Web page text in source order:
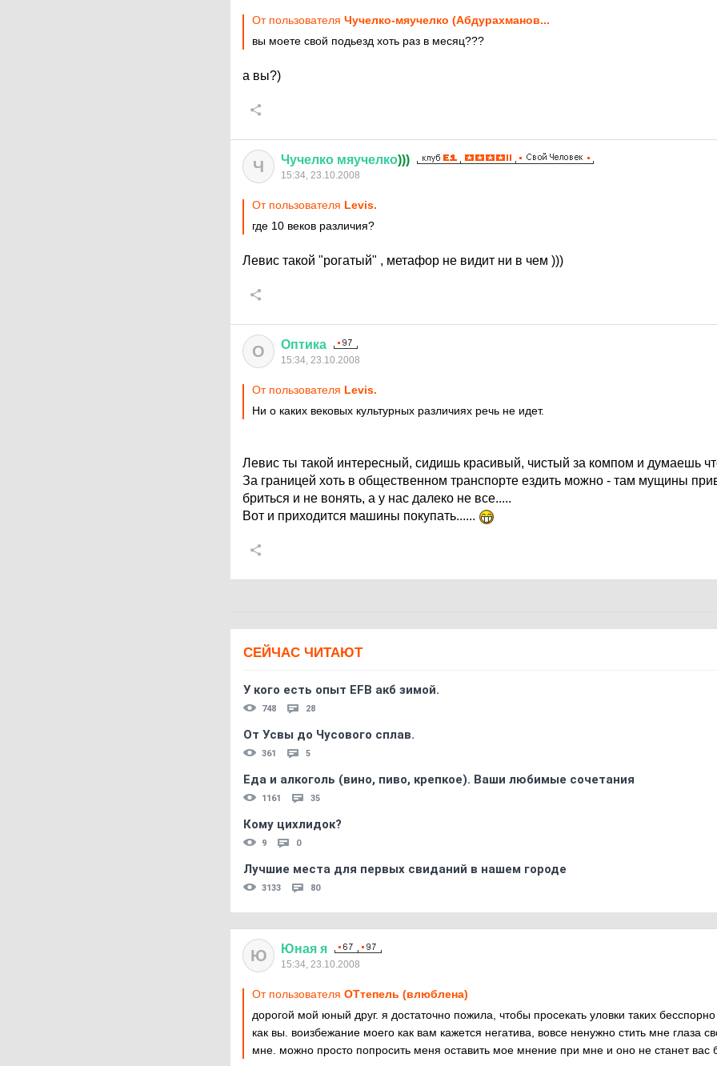
От пользователя Чучелко-мяучелко (Абдурахманов...
вы моете свой подьезд хоть раз в месяц???
а вы?)
Ч Чучелко мяучелко)))
15:34, 23.10.2008
От пользователя Levis.
где 10 веков различия?
Левис такой "рогатый" , метафор не видит ни в чем )))
О Оптика
15:34, 23.10.2008
От пользователя Levis.
Ни о каких вековых культурных различиях речь не идет.
Левис ты такой интересный, сидишь красивый, чистый за компом и думаешь
За границей хоть в общественном транспорте ездить можно - там мущины
бриться и не вонять, а у нас далеко не все.....
Вот и приходится машины покупать......
СЕЙЧАС ЧИТАЮТ
У кого есть опыт EFB акб зимой.
748 28
От Усвы до Чусового сплав.
361 5
Еда и алкоголь (вино, пиво, крепкое). Ваши любимые сочетания
1161 35
Кому цихлидок?
9 0
Лучшие места для первых свиданий в нашем городе
3133 80
Ю Юная я
15:34, 23.10.2008
От пользователя ОТтепель (влюблена)
дорогой мой юный друг. я достаточно пожила, чтобы просекать уловки таких бесспорно
как вы. воизбежание моего как вам кажется негатива, вовсе ненужно стить мне глаза
мне. можно просто попросить меня оставить мое мнение при мне и оно не станет вас